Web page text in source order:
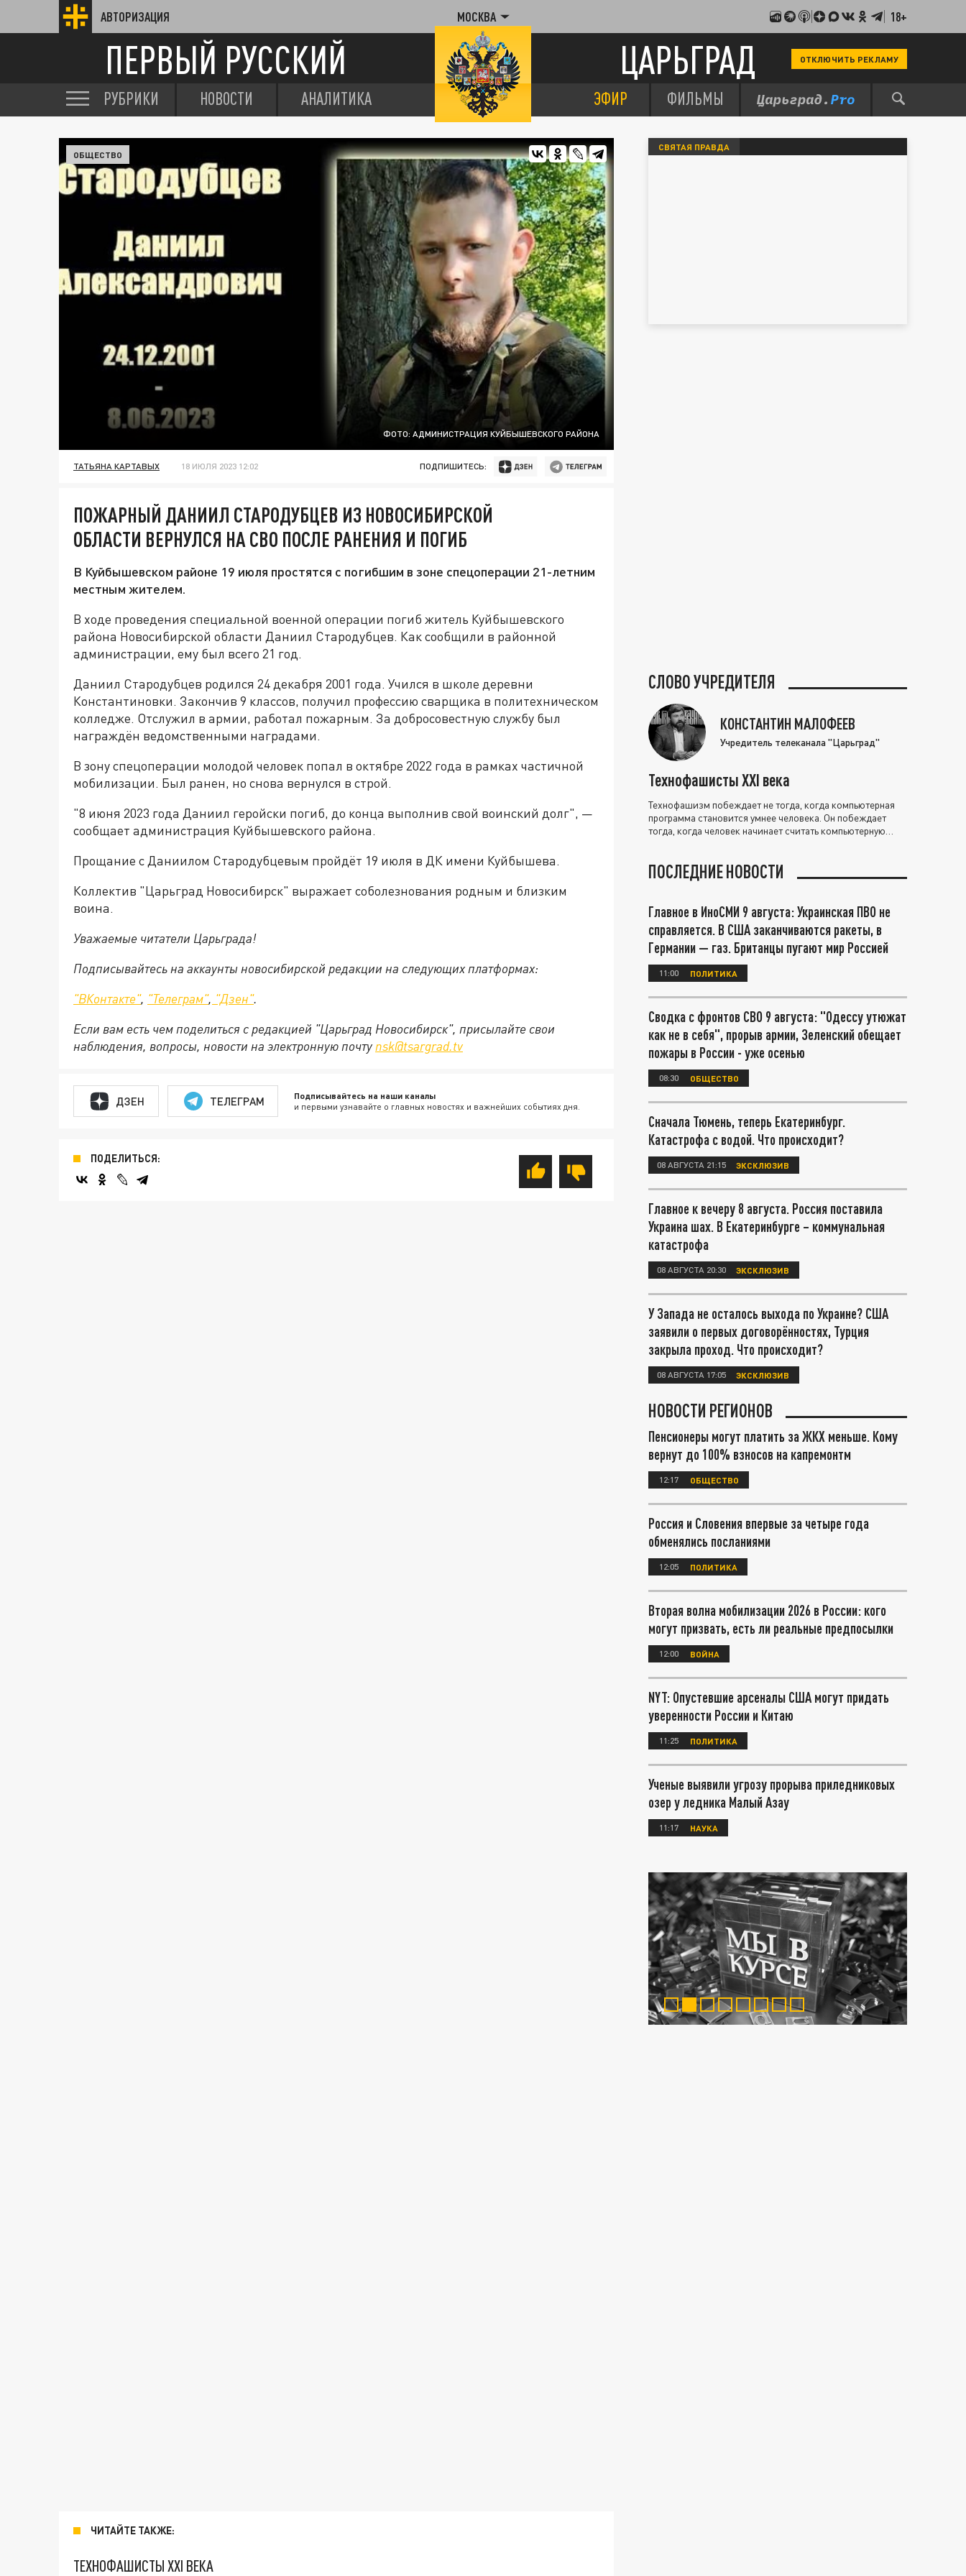
АВТОРИЗАЦИЯ МОСКВА 18+
ПЕРВЫЙ РУССКИЙ ЦАРЬГРАД ОТКЛЮЧИТЬ РЕКЛАМУ
РУБРИКИ НОВОСТИ АНАЛИТИКА ЭФИР ФИЛЬМЫ
ФОТО: АДМИНИСТРАЦИЯ КУЙБЫШЕВСКОГО РАЙОНА
ОБЩЕСТВО
ТАТЬЯНА КАРТАВЫХ 18 ИЮЛЯ 2023 12:02 ПОДПИШИТЕСЬ:
ПОЖАРНЫЙ ДАНИИЛ СТАРОДУБЦЕВ ИЗ НОВОСИБИРСКОЙ
ОБЛАСТИ ВЕРНУЛСЯ НА СВО ПОСЛЕ РАНЕНИЯ И ПОГИБ
В Куйбышевском районе 19 июля простятся с погибшим в зоне спецоперации 21-летним
местным жителем.
В ходе проведения специальной военной операции погиб житель Куйбышевского
района Новосибирской области Даниил Стародубцев. Как сообщили в районной
администрации, ему был всего 21 год.
Даниил Стародубцев родился 24 декабря 2001 года. Учился в школе деревни
Константиновки. Закончив 9 классов, получил профессию сварщика в политехническом
колледже. Отслужил в армии, работал пожарным. За добросовестную службу был
награждён ведомственными наградами.
В зону спецоперации молодой человек попал в октябре 2022 года в рамках частичной
мобилизации. Был ранен, но снова вернулся в строй.
"8 июня 2023 года Даниил геройски погиб, до конца выполнив свой воинский долг", —
сообщает администрация Куйбышевского района.
Прощание с Даниилом Стародубцевым пройдёт 19 июля в ДК имени Куйбышева.
Коллектив "Царьград Новосибирск" выражает соболезнования родным и близким
воина.
Уважаемые читатели Царьграда!
Подписывайтесь на аккаунты новосибирской редакции на следующих платформах:
"ВКонтакте", "Телеграм", "Дзен".
Если вам есть чем поделиться с редакцией "Царьград Новосибирск", присылайте свои
наблюдения, вопросы, новости на электронную почту nsk@tsargrad.tv
ДЗЕН ТЕЛЕГРАМ Подписывайтесь на наши каналы
и первыми узнавайте о главных новостях и важнейших событиях дня.
ПОДЕЛИТЬСЯ:
ЧИТАЙТЕ ТАКЖЕ:
ТЕХНОФАШИСТЫ XXI ВЕКА
СВЯТАЯ ПРАВДА
СЛОВО УЧРЕДИТЕЛЯ
КОНСТАНТИН МАЛОФЕЕВ
Учредитель телеканала "Царьград"
Технофашисты XXI века
Технофашизм побеждает не тогда, когда компьютерная
программа становится умнее человека. Он побеждает
тогда, когда человек начинает считать компьютерную
ПОСЛЕДНИЕ НОВОСТИ
Главное в ИноСМИ 9 августа: Украинская ПВО не
справляется. В США заканчиваются ракеты, в
Германии — газ. Британцы пугают мир Россией
11:00 ПОЛИТИКА
Сводка с фронтов СВО 9 августа: "Одессу утюжат
как не в себя", прорыв армии, Зеленский обещает
пожары в России - уже осенью
08:30 ОБЩЕСТВО
Сначала Тюмень, теперь Екатеринбург.
Катастрофа с водой. Что происходит?
08 АВГУСТА 21:15 ЭКСКЛЮЗИВ
Главное к вечеру 8 августа. Россия поставила
Украина шах. В Екатеринбурге – коммунальная
катастрофа
08 АВГУСТА 20:30 ЭКСКЛЮЗИВ
У Запада не осталось выхода по Украине? США
заявили о первых договорённостях, Турция
закрыла проход. Что происходит?
08 АВГУСТА 17:05 ЭКСКЛЮЗИВ
НОВОСТИ РЕГИОНОВ
Пенсионеры могут платить за ЖКХ меньше. Кому
вернут до 100% взносов на капремонтм
12:17 ОБЩЕСТВО
Россия и Словения впервые за четыре года
обменялись посланиями
12:05 ПОЛИТИКА
Вторая волна мобилизации 2026 в России: кого
могут призвать, есть ли реальные предпосылки
12:00 ВОЙНА
NYT: Опустевшие арсеналы США могут придать
уверенности России и Китаю
11:25 ПОЛИТИКА
Ученые выявили угрозу прорыва приледниковых
озер у ледника Малый Азау
11:17 НАУКА